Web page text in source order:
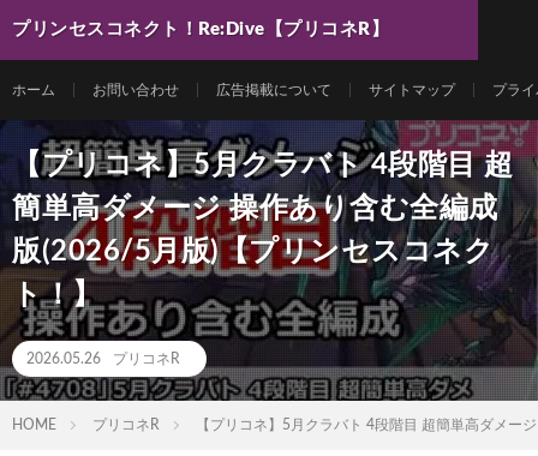
プリンセスコネクト！Re:Dive【プリコネR】
ホーム お問い合わせ 広告掲載について サイトマップ プラ
【プリコネ】5月クラバト 4段階目 超
簡単高ダメージ 操作あり含む全編成
版(2026/5月版)【プリンセスコネク
ト！】
2026.05.26 プリコネR
HOME プリコネR 【プリコネ】5月クラバト 4段階目 超簡単高ダメー